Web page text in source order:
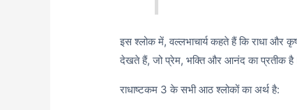
इस श्लोक में, वल्लभाचार्य कहते हैं कि राधा और
देखते हैं, जो प्रेम, भक्ति और आनंद का प्रतीक
राधाष्टकम 3 के सभी आठ श्लोकों का अर्थ है: